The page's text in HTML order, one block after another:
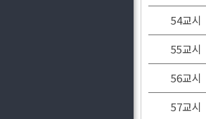
54교시
55교시
56교시
57교시